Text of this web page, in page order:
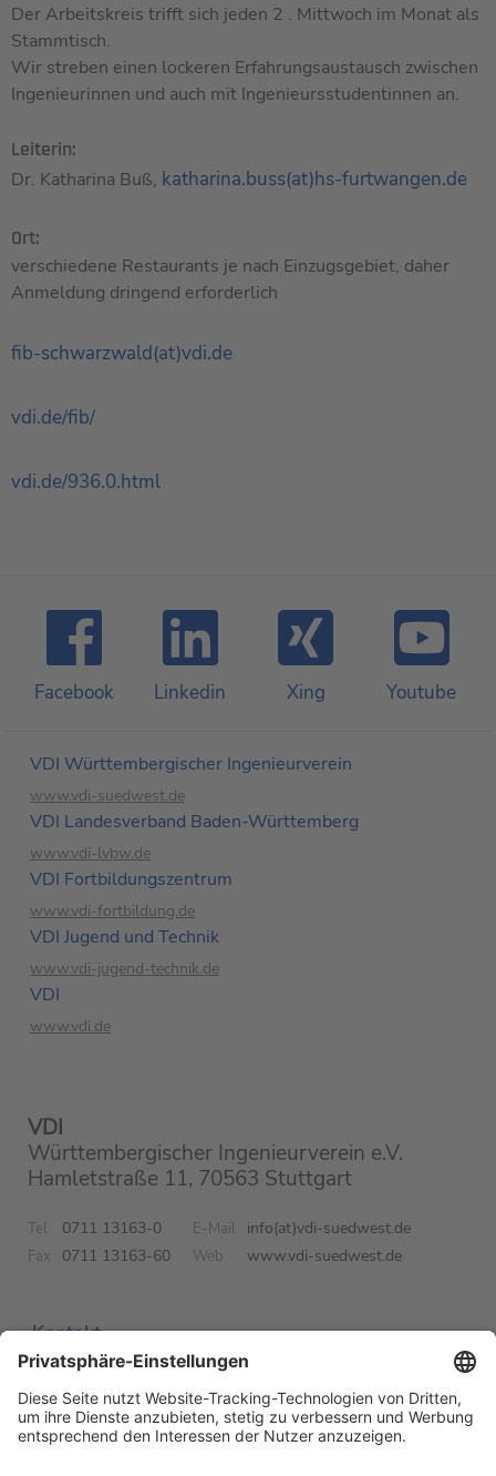
Der Arbeitskreis trifft sich jeden 2 . Mittwoch im Monat als
Stammtisch.
Wir streben einen lockeren Erfahrungsaustausch zwischen
Ingenieurinnen und auch mit Ingenieursstudentinnen an.
Leiterin:
Dr. Katharina Buß, katharina.buss(at)hs-furtwangen.de
Ort:
verschiedene Restaurants je nach Einzugsgebiet, daher
Anmeldung dringend erforderlich
fib-schwarzwald(at)vdi.de
vdi.de/fib/
vdi.de/936.0.html
Facebook Linkedin Xing Youtube
VDI Württembergischer Ingenieurverein
www.vdi-suedwest.de
VDI Landesverband Baden-Württemberg
www.vdi-lvbw.de
VDI Fortbildungs­zentrum
www.vdi-fortbildung.de
VDI Jugend und Technik
www.vdi-jugend-technik.de
VDI
www.vdi.de
VDI
Württembergischer Ingenieurverein e.V.
Hamletstraße 11, 70563 Stuttgart
Tel 0711 13163-0
Fax 0711 13163-60
E-Mail info(at)vdi-suedwest.de
Web www.vdi-suedwest.de
Kontakt
Impressum
Datenschutz